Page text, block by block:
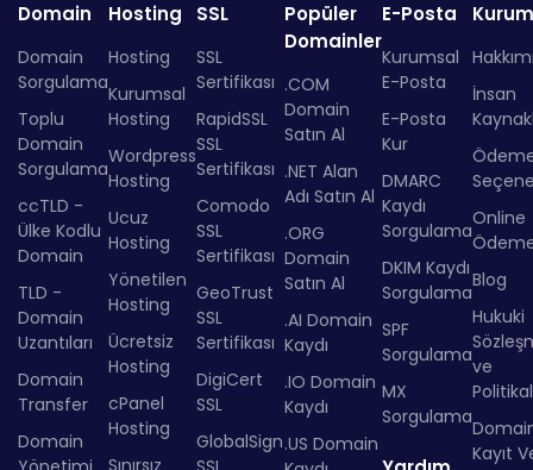
Domain
Domain
Sorgulama
Toplu
Domain
Sorgulama
ccTLD -
Ülke Kodlu
Domain
TLD -
Domain
Uzantıları
Domain
Transfer
Domain
Hosting
Hosting
Kurumsal
Hosting
Wordpress
Hosting
Ucuz
Hosting
Yönetilen
Hosting
Ücretsiz
Hosting
cPanel
Hosting
SSL
SSL
Sertifikası
RapidSSL
SSL
Sertifikası
Comodo
SSL
Sertifikası
GeoTrust
SSL
Sertifikası
DigiCert
SSL
GlobalSign
Popüler
Domainler
.COM
Domain
Satın Al
.NET Alan
Adı Satın Al
.ORG
Domain
Satın Al
.AI Domain
Kaydı
.IO Domain
Kaydı
.US Domain
E-Posta
Kurumsal
E-Posta
E-Posta
Kur
DMARC
Kaydı
Sorgulama
DKIM Kaydı
Sorgulama
SPF
Sorgulama
MX
Sorgulama
İnsan
Online
Blog
Hukuki
ve
Kayıt